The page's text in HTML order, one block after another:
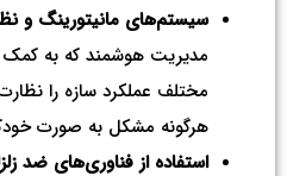
سیستم‌های مانیتورینگ و
مدیریت هوشمند که به
مختلف عملکرد سازه را
هرگونه مشکل به صورت
استفاده از فناوری‌های ضد